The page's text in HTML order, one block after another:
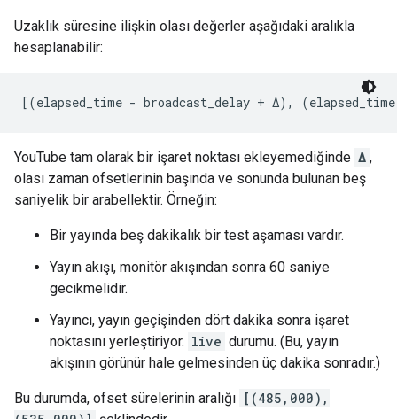
Uzaklık süresine ilişkin olası değerler aşağıdaki aralıkla
hesaplanabilir:
[(elapsed_time - broadcast_delay + Δ),
YouTube tam olarak bir işaret noktası ekleyemediğinde Δ ,
olası zaman ofsetlerinin başında ve sonunda bulunan beş
saniyelik bir arabellektir. Örneğin:
Bir yayında beş dakikalık bir test aşaması vardır.
Yayın akışı, monitör akışından sonra 60 saniye
gecikmelidir.
Yayıncı, yayın geçişinden dört dakika sonra işaret
noktasını yerleştiriyor. live durumu. (Bu, yayın
akışının görünür hale gelmesinden üç dakika sonradır.)
Bu durumda, ofset sürelerinin aralığı [(485,000),